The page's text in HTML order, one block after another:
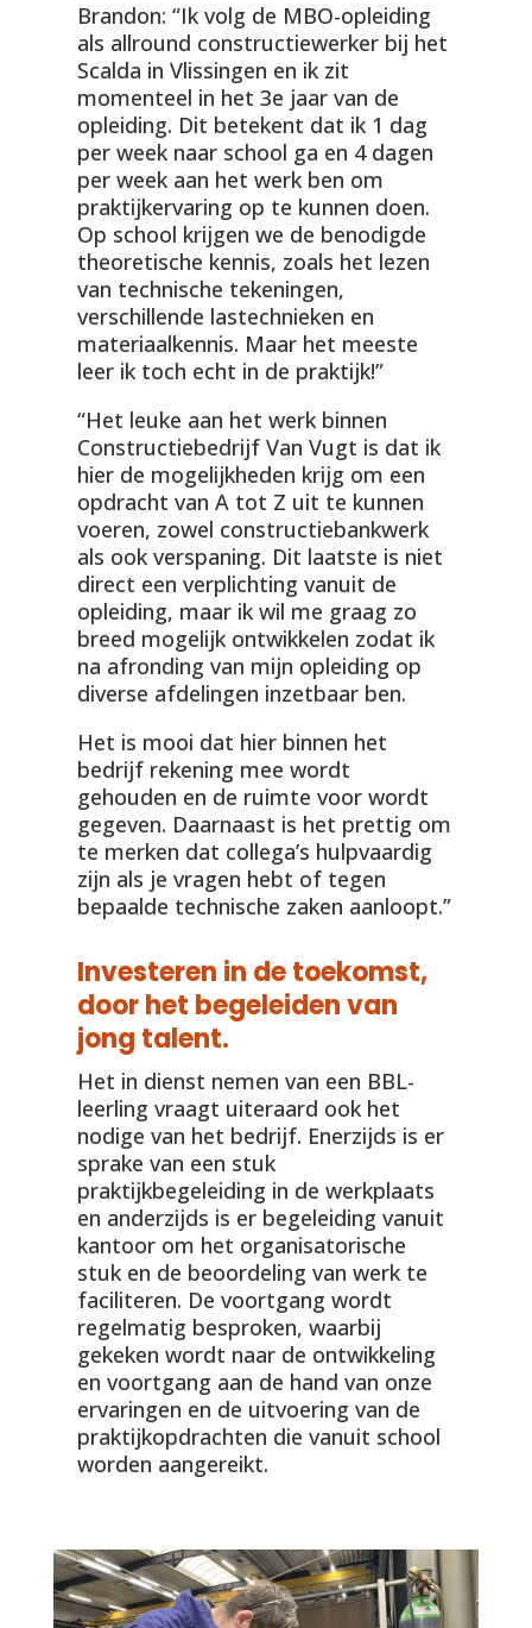
Brandon: “Ik volg de MBO-opleiding
als allround constructiewerker bij het
Scalda in Vlissingen en ik zit
momenteel in het 3e jaar van de
opleiding. Dit betekent dat ik 1 dag
per week naar school ga en 4 dagen
per week aan het werk ben om
praktijkervaring op te kunnen doen.
Op school krijgen we de benodigde
theoretische kennis, zoals het lezen
van technische tekeningen,
verschillende lastechnieken en
materiaalkennis. Maar het meeste
leer ik toch echt in de praktijk!”
“Het leuke aan het werk binnen
Constructiebedrijf Van Vugt is dat ik
hier de mogelijkheden krijg om een
opdracht van A tot Z uit te kunnen
voeren, zowel constructiebankwerk
als ook verspaning. Dit laatste is niet
direct een verplichting vanuit de
opleiding, maar ik wil me graag zo
breed mogelijk ontwikkelen zodat ik
na afronding van mijn opleiding op
diverse afdelingen inzetbaar ben.
Het is mooi dat hier binnen het
bedrijf rekening mee wordt
gehouden en de ruimte voor wordt
gegeven. Daarnaast is het prettig om
te merken dat collega’s hulpvaardig
zijn als je vragen hebt of tegen
bepaalde technische zaken aanloopt.”
Investeren in de toekomst,
door het begeleiden van
jong talent.
Het in dienst nemen van een BBL-
leerling vraagt uiteraard ook het
nodige van het bedrijf. Enerzijds is er
sprake van een stuk
praktijkbegeleiding in de werkplaats
en anderzijds is er begeleiding vanuit
kantoor om het organisatorische
stuk en de beoordeling van werk te
faciliteren. De voortgang wordt
regelmatig besproken, waarbij
gekeken wordt naar de ontwikkeling
en voortgang aan de hand van onze
ervaringen en de uitvoering van de
praktijkopdrachten die vanuit school
worden aangereikt.